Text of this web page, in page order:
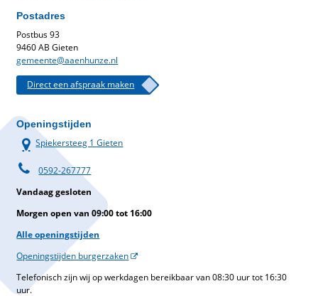
Postadres
Postbus 93
9460 AB Gieten
gemeente@aaenhunze.nl
Direct een afspraak maken
Openingstijden
Spiekersteeg 1 Gieten
0592-267777
Vandaag gesloten
Morgen open van 09:00 tot 16:00
Alle openingstijden
Openingstijden burgerzaken
Telefonisch zijn wij op werkdagen bereikbaar van 08:30 uur tot 16:30
uur.